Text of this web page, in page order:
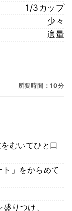
1/3カップ
少々
適量
所要時間：10分
むいてひと口
ト」をからめて
りつけ、